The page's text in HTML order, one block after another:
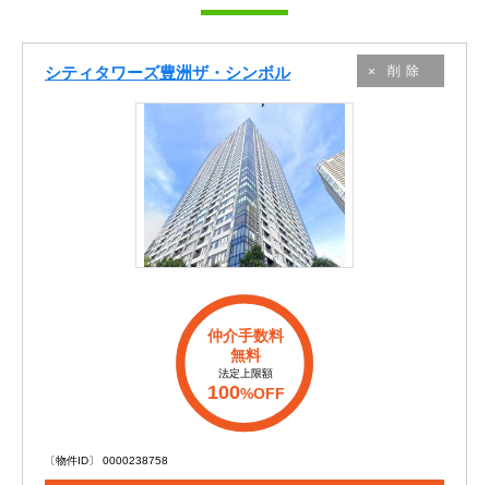
シティタワーズ豊洲ザ・シンボル 削除
仲介手数料
無料
法定上限額
100%OFF
〔物件ID〕 0000238758